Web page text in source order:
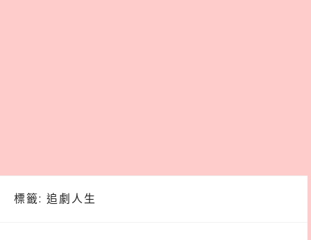
標籤: 追劇人生